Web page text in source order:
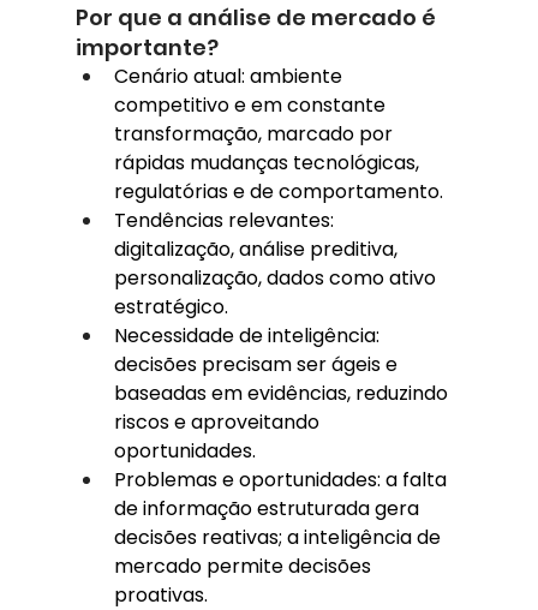
Por que a análise de mercado é
importante?
Cenário atual: ambiente
competitivo e em constante
transformação, marcado por
rápidas mudanças tecnológicas,
regulatórias e de comportamento.
Tendências relevantes:
digitalização, análise preditiva,
personalização, dados como ativo
estratégico.
Necessidade de inteligência:
decisões precisam ser ágeis e
baseadas em evidências, reduzindo
riscos e aproveitando
oportunidades.
Problemas e oportunidades: a falta
de informação estruturada gera
decisões reativas; a inteligência de
mercado permite decisões
proativas.